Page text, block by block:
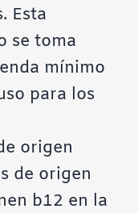
Esta
se toma
mínimo
para los
origen
de origen
b12 en la